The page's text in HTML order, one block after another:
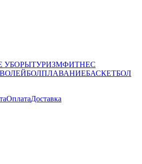
УБОРЫТУРИЗМФИТНЕС
ВОЛЕЙБОЛПЛАВАНИЕБАСКЕТБОЛ
ОплатаДоставка